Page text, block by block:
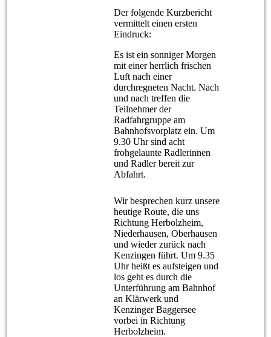
Der folgende Kurzbericht
vermittelt einen ersten
Eindruck:
Es ist ein sonniger Morgen
mit einer herrlich frischen
Luft nach einer
durchregneten Nacht. Nach
und nach treffen die
Teilnehmer der
Radfahrgruppe am
Bahnhofsvorplatz ein. Um
9.30 Uhr sind acht
frohgelaunte Radlerinnen
und Radler bereit zur
Abfahrt.
Wir besprechen kurz unsere
heutige Route, die uns
Richtung Herbolzheim,
Niederhausen, Oberhausen
und wieder zurück nach
Kenzingen führt. Um 9.35
Uhr heißt es aufsteigen und
los geht es durch die
Unterführung am Bahnhof
an Klärwerk und
Kenzinger Baggersee
vorbei in Richtung
Herbolzheim.